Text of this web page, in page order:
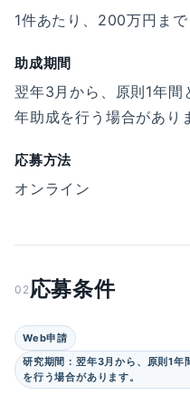
1件あたり、200万円まで
助成期間
翌年3月から、原則1年
年助成を行う場合があり
応募方法
オンライン
02 応募条件
Web申請
研究期間：翌年3月から、原則1年
を行う場合があります。